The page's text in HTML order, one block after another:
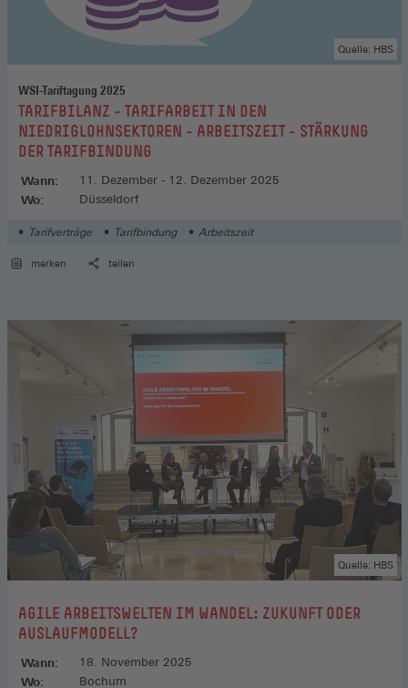
WSI-Tariftagung 2025
:
TARIFBILANZ - TARIFARBEIT IN DEN
NIEDRIGLOHNSEKTOREN - ARBEITSZEIT - STÄRKUNG
DER TARIFBINDUNG
Quelle: HBS
Wann: 11. Dezember - 12. Dezember 2025
Wo: Düsseldorf
Tarifverträge Tarifbindung Arbeitszeit
merken teilen
:AGILE ARBEITSWELTEN IM WANDEL: ZUKUNFT ODER
AUSLAUFMODELL?
Quelle: HBS
Wann: 18. November 2025
Wo: Bochum